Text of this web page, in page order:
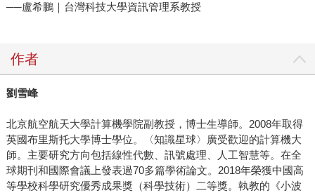
──盧希鵬｜台灣科技大學資訊管理系教授
作者
劉雪峰
北京航空航天大學計算機學院副教授，博士生導師。2008年取得
英國布里斯托大學博士學位。〈知識星球〉廣受歡迎的計算機大
師。主要研究方向包括線性代數、訊號處理、人工智慧等。在全
球期刊和國際會議上發表過70多篇學術論文。2018年榮獲中國高
等學校科學研究優秀成果獎（科學技術）二等獎。執教的《小波